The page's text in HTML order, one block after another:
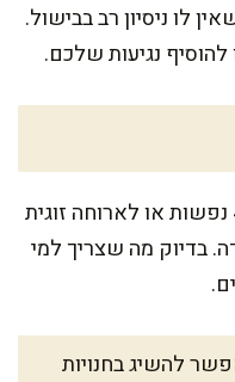
לו ניסיון רב בבישול.
להוסיף נגיעות שלכם.
המתכון מספיק למשפחה של 4-5 נפשות או לארוחה זוגית
בדיוק מה שצריך למי
להשיג בחנויות